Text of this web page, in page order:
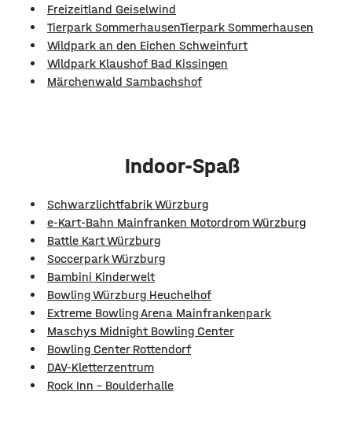
Freizeitland Geiselwind
Tierpark SommerhausenTierpark Sommerhausen
Wildpark an den Eichen Schweinfurt
Wildpark Klaushof Bad Kissingen
Märchenwald Sambachshof
Indoor-Spaß
Schwarzlichtfabrik Würzburg
e-Kart-Bahn Mainfranken Motordrom Würzburg
Battle Kart Würzburg
Soccerpark Würzburg
Bambini Kinderwelt
Bowling Würzburg Heuchelhof
Extreme Bowling Arena Mainfrankenpark
Maschys Midnight Bowling Center
Bowling Center Rottendorf
DAV-Kletterzentrum
Rock Inn - Boulderhalle